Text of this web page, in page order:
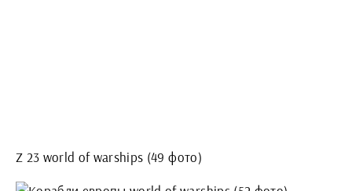
Z 23 world of warships (49 фото)